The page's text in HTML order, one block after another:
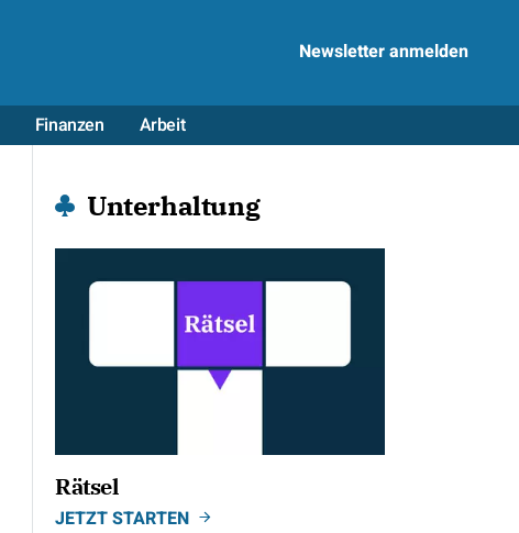
Newsletter anmelden
Finanzen Arbeit
Unterhaltung
Rätsel
JETZT STARTEN